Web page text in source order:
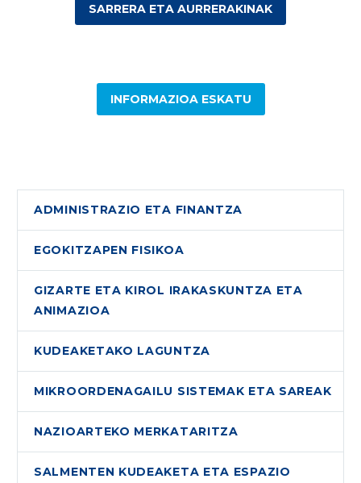
SARRERA ETA AURRERAKINAK
INFORMAZIOA ESKATU
ADMINISTRAZIO ETA FINANTZA
EGOKITZAPEN FISIKOA
GIZARTE ETA KIROL IRAKASKUNTZA ETA
ANIMAZIOA
KUDEAKETAKO LAGUNTZA
MIKROORDENAGAILU SISTEMAK ETA SAREAK
NAZIOARTEKO MERKATARITZA
SALMENTEN KUDEAKETA ETA ESPAZIO